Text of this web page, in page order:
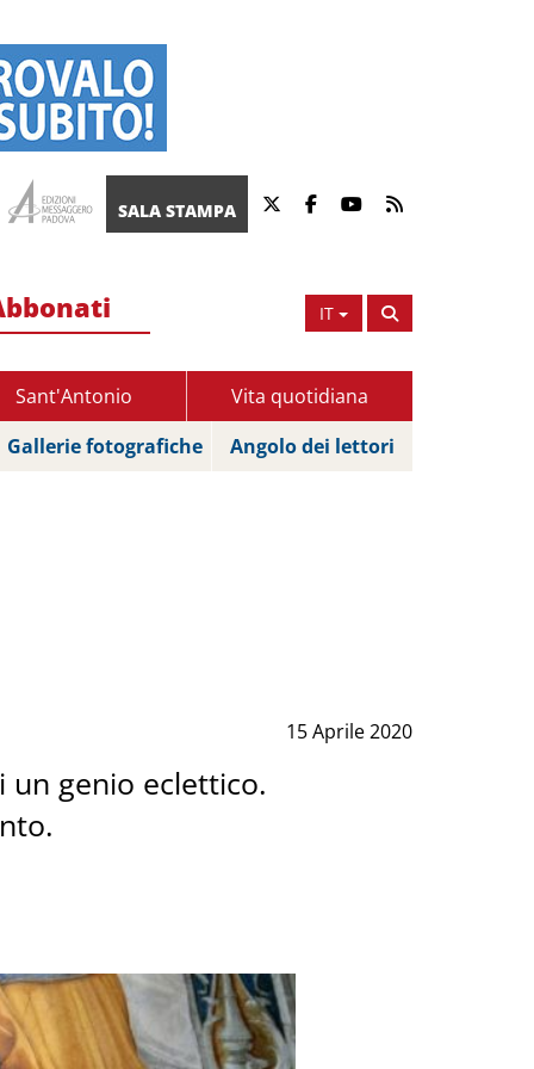
SALA STAMPA
IT
Sant'Antonio
Vita quotidiana
Gallerie fotografiche
Angolo dei lettori
15 Aprile 2020
un genio eclettico.